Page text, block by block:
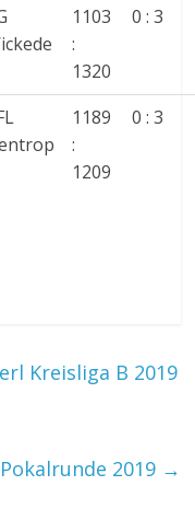
1103
:
1320
0 : 3
1189
:
1209
0 : 3
Kreisliga B 2019
2019 →